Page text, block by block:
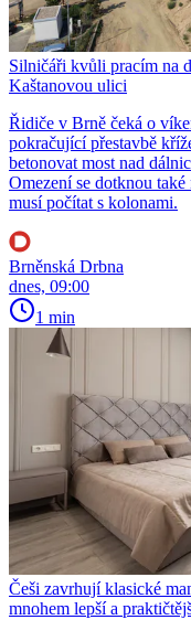
Silničáři kvůli pracím na
Kaštanovou ulici
Řidiče v Brně čeká o
pokračující přestavbě
betonovat most nad
Omezení se dotknou
musí počítat s kolonami.
Brněnská Drbna
dnes, 09:00
1 min
Češi zavrhují klasické
mnohem lepší a